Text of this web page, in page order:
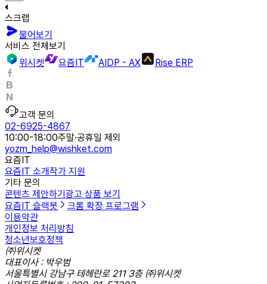
스크랩
물어보기
서비스 전체보기
위시켓
요즘IT AIDP - AX Rise ERP
고객 문의
02-6925-4867
10:00-18:00주말·공휴일 제외
yozm_help@wishket.com
요즘IT
요즘IT 소개작가 지원
기타 문의
콘텐츠 제안하기 광고 상품 보기
요즘IT 슬랙봇
크롬 확장 프로그램
이용약관
개인정보 처리방침
청소년보호정책
㈜위시켓
대표이사 : 박우범
서울특별시 강남구 테헤란로 211 3층 ㈜위시켓